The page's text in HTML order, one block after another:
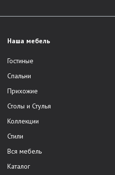
Наша мебель
Гостиные
Спальни
Прихожие
Столы и Стулья
Коллекции
Стили
Вся мебель
Каталог